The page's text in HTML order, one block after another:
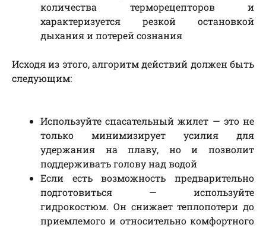
количества терморецепторов и
характеризуется резкой остановкой
дыхания и потерей сознания
Исходя из этого, алгоритм действий должен быть
следующим:
Используйте спасательный жилет — это не
только минимизирует усилия для
удержания на плаву, но и позволит
поддерживать голову над водой
Если есть возможность предварительно
подготовиться — используйте
гидрокостюм. Он снижает теплопотери до
приемлемого и относительно комфортного